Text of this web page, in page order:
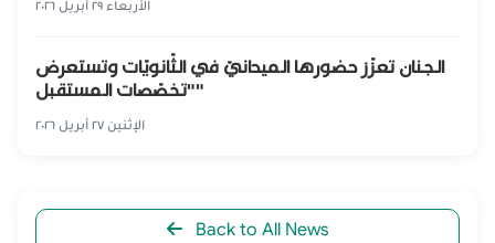
الأربعاء ٢٩ أبريل ٢٠٢٦
الجنان تعزّز حضورها الميدانيّ في الثّانويّات وتستعرض
"تخصّصات المستقبل"
الإثنين ٢٧ أبريل ٢٠٢٦
Back to All News